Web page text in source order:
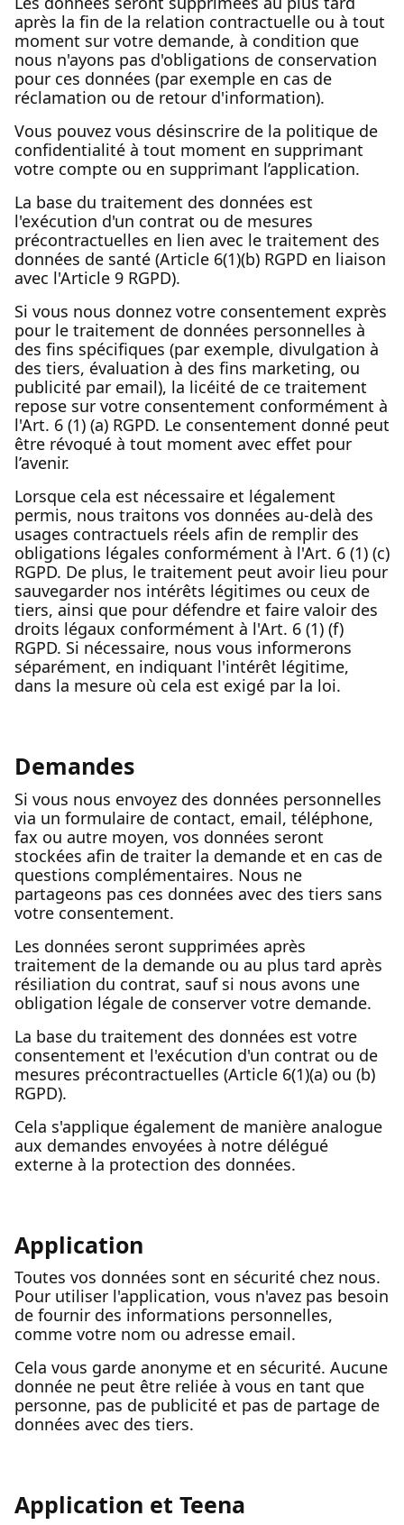
après la fin de la relation contractuelle ou à tout
moment sur votre demande, à condition que
nous n'ayons pas d'obligations de conservation
pour ces données (par exemple en cas de
réclamation ou de retour d'information).
Vous pouvez vous désinscrire de la politique de
confidentialité à tout moment en supprimant
votre compte ou en supprimant l’application.
La base du traitement des données est
l'exécution d'un contrat ou de mesures
précontractuelles en lien avec le traitement des
données de santé (Article 6(1)(b) RGPD en liaison
avec l'Article 9 RGPD).
Si vous nous donnez votre consentement exprès
pour le traitement de données personnelles à
des fins spécifiques (par exemple, divulgation à
des tiers, évaluation à des fins marketing, ou
publicité par email), la licéité de ce traitement
repose sur votre consentement conformément à
l'Art. 6 (1) (a) RGPD. Le consentement donné peut
être révoqué à tout moment avec effet pour
l’avenir.
Lorsque cela est nécessaire et légalement
permis, nous traitons vos données au-delà des
usages contractuels réels afin de remplir des
obligations légales conformément à l'Art. 6 (1) (c)
RGPD. De plus, le traitement peut avoir lieu pour
sauvegarder nos intérêts légitimes ou ceux de
tiers, ainsi que pour défendre et faire valoir des
droits légaux conformément à l'Art. 6 (1) (f)
RGPD. Si nécessaire, nous vous informerons
séparément, en indiquant l'intérêt légitime,
dans la mesure où cela est exigé par la loi.
Demandes
Si vous nous envoyez des données personnelles
via un formulaire de contact, email, téléphone,
fax ou autre moyen, vos données seront
stockées afin de traiter la demande et en cas de
questions complémentaires. Nous ne
partageons pas ces données avec des tiers sans
votre consentement.
Les données seront supprimées après
traitement de la demande ou au plus tard après
résiliation du contrat, sauf si nous avons une
obligation légale de conserver votre demande.
La base du traitement des données est votre
consentement et l'exécution d'un contrat ou de
mesures précontractuelles (Article 6(1)(a) ou (b)
RGPD).
Cela s'applique également de manière analogue
aux demandes envoyées à notre délégué
externe à la protection des données.
Application
Toutes vos données sont en sécurité chez nous.
Pour utiliser l'application, vous n'avez pas besoin
de fournir des informations personnelles,
comme votre nom ou adresse email.
Cela vous garde anonyme et en sécurité. Aucune
donnée ne peut être reliée à vous en tant que
personne, pas de publicité et pas de partage de
données avec des tiers.
Application et Teena